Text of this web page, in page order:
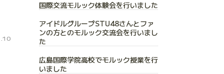
国際交流モルック体験会を行いました
アイドルグループSTU48さんとファ
ンの方とのモルック交流会を行いまし
た
広島国際学院高校でモルック授業を行
いました